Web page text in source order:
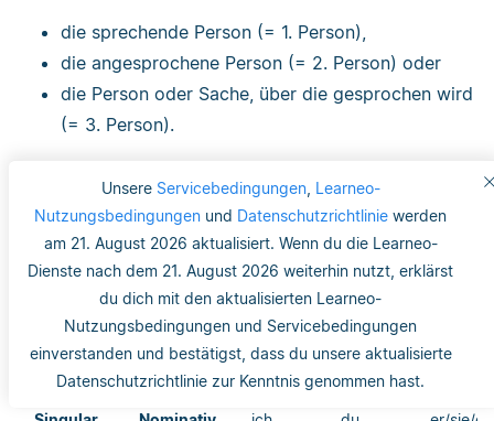
Unsere Servicebedingungen, Learneo-
Nutzungsbedingungen und Datenschutzrichtlinie werden
am 21. August 2026 aktualisiert. Wenn du die Learneo-
Dienste nach dem 21. August 2026 weiterhin nutzt, erklärst
du dich mit den aktualisierten Learneo-
Nutzungsbedingungen und Servicebedingungen
einverstanden und bestätigst, dass du unsere aktualisierte
Datenschutzrichtlinie zur Kenntnis genommen hast.
die sprechende Person (= 1. Person),
die angesprochene Person (= 2. Person) oder
die Person oder Sache, über die gesprochen wird
(= 3. Person).
Person Singular wird zudem nach dem Genus
unterschieden.
Deklination der Personalpronomen
Numerus Kasus
1.
Person
Person
3.